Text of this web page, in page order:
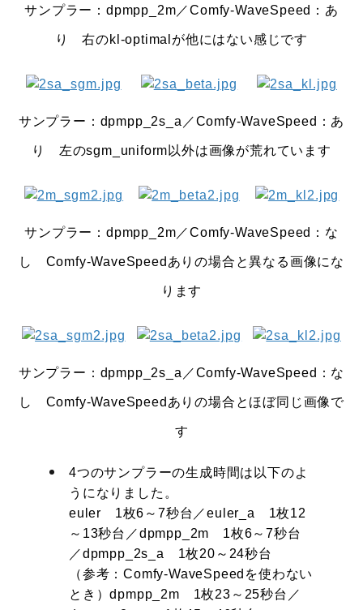
サンプラー：dpmpp_2m／Comfy-WaveSpeed：あ
り 右のkl-optimalが他にはない感じです
サンプラー：dpmpp_2s_a ／Comfy-WaveSpeed：あ
り 左のsgm_uniform以外は画像が荒れています
サンプラー：dpmpp_2m／Comfy-WaveSpeed：な
し Comfy-WaveSpeedありの場合と異なる画像にな
ります
サンプラー：dpmpp_2s_a ／Comfy-WaveSpeed：な
し Comfy-WaveSpeedありの場合とほぼ同じ画像で
す
4つのサンプラーの生成時間は以下のよ
うになりました。
euler 1枚6～7秒台／euler_a 1枚12
～13秒台／dpmpp_2m 1枚6～7秒台
／dpmpp_2s_a 1枚20～24秒台
（参考：Comfy-WaveSpeedを使わない
とき）dpmpp_2m 1枚23～25秒台／